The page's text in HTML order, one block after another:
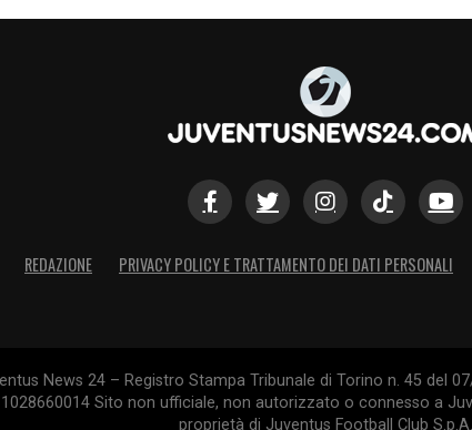
REDAZIONE PRIVACY POLICY E TRATTAMENTO DEI DATI PERSONALI
News 24 – Registro Stampa Tribunale di Torino n. 45 del
Sito non ufficiale, non autorizzato o connesso a
proprietà di Juventus Football Club S.p.A.